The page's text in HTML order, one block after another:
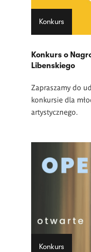
Konkurs
Konkurs o
Libenskiego
Zapraszamy do
konkursie dla
artystycznego.
Konkurs